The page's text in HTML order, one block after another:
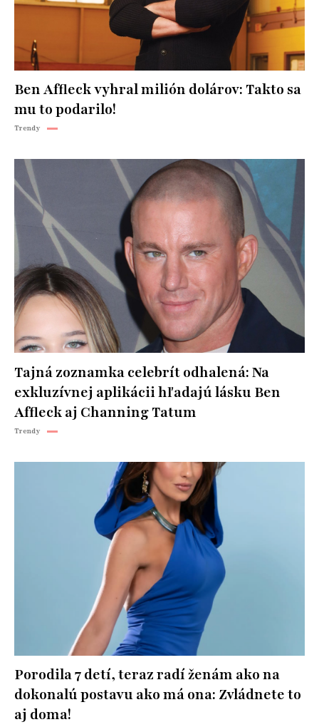
Ben Affleck vyhral milión dolárov: Takto sa
mu to podarilo!
Trendy
Tajná zoznamka celebrít odhalená: Na
exkluzívnej aplikácii hľadajú lásku Ben
Affleck aj Channing Tatum
Trendy
Porodila 7 detí, teraz radí ženám ako na
dokonalú postavu ako má ona: Zvládnete to
aj doma!